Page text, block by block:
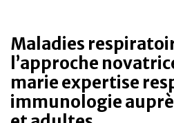
Maladies
l’approche
marie expertise
immunologie